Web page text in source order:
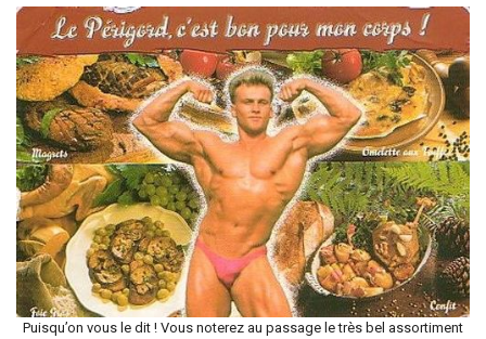
Puisqu’on vous le dit ! Vous noterez au passage le très bel assortiment